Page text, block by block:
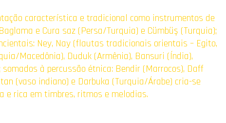
característica e tradicional como instrumentos de
e Cura saz (Persa/Turquia) e Cümbüş (Turquia);
Ney, Nay (flautas tradicionais orientais – Egito,
Macedônia), Duduk (Armênia), Bansuri (Índia),
à percussão étnica: Bendir (Marrocos), Daff
(vaso indiano) e Darbuka (Turquia/Árabe) cria-se
e rica em timbres, ritmos e melodias.